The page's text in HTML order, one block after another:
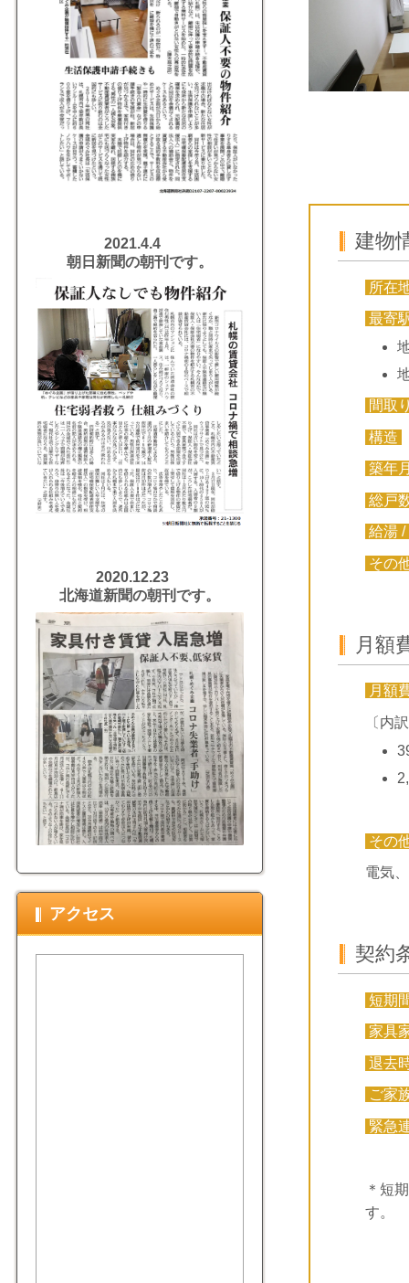
建物
所在
最寄
間取
構造
築年
総戸
給湯
その
月額
月額
〔内
その
電気
契約
短期
家具
退去
ご家
緊急
＊短
す。
2021.4.4
朝日新聞の朝刊です。
2020.12.23
北海道新聞の朝刊です。
アクセス